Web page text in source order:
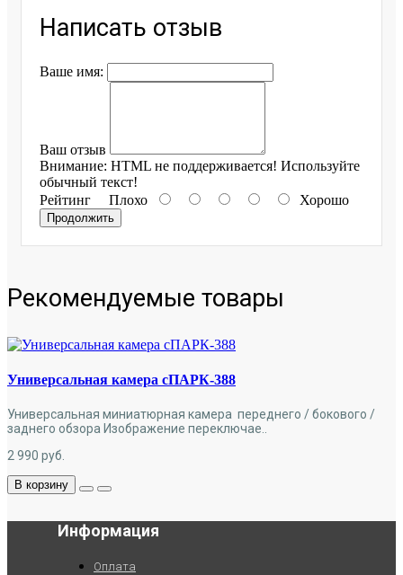
Написать отзыв
Ваше имя:
Ваш отзыв
Внимание: HTML не поддерживается! Используйте
обычный текст!
Рейтинг Плохо Хорошо
Продолжить
Рекомендуемые товары
Универсальная камера сПАРК-388
Универсальная миниатюрная камера переднего / бокового /
заднего обзора Изображение переключае..
2 990 руб.
В корзину
Информация
Оплата